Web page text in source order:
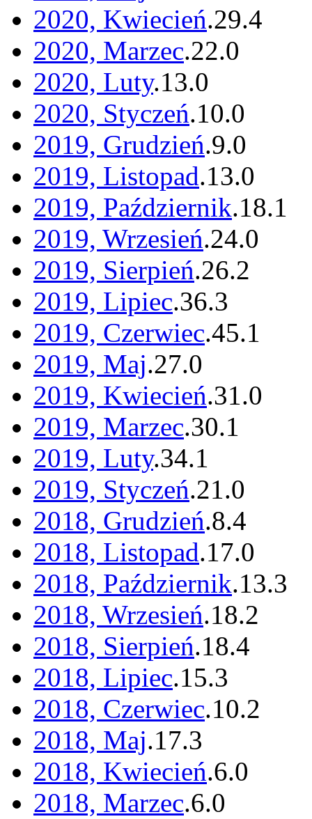
2020, Kwiecień.29.4
2020, Marzec.22.0
2020, Luty.13.0
2020, Styczeń.10.0
2019, Grudzień.9.0
2019, Listopad.13.0
2019, Październik.18.1
2019, Wrzesień.24.0
2019, Sierpień.26.2
2019, Lipiec.36.3
2019, Czerwiec.45.1
2019, Maj.27.0
2019, Kwiecień.31.0
2019, Marzec.30.1
2019, Luty.34.1
2019, Styczeń.21.0
2018, Grudzień.8.4
2018, Listopad.17.0
2018, Październik.13.3
2018, Wrzesień.18.2
2018, Sierpień.18.4
2018, Lipiec.15.3
2018, Czerwiec.10.2
2018, Maj.17.3
2018, Kwiecień.6.0
2018, Marzec.6.0